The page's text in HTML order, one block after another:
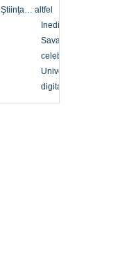
Ştiinţa… altfel
Inedit
Savanți
celebri
Univers
digital